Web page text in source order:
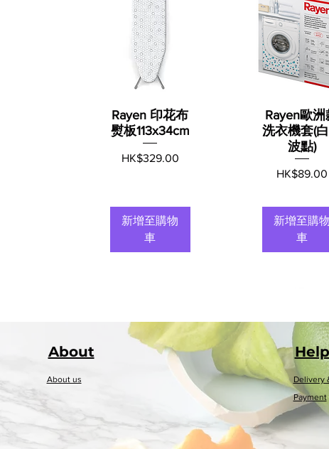
Rayen 印花布
熨板113x34cm
價格
HK$329.00
新增至購物
車
Rayen歐洲
洗衣機套(
波點)
價格
HK$89.00
新增至購物
車
About​
About us
Help
Delivery
Payment